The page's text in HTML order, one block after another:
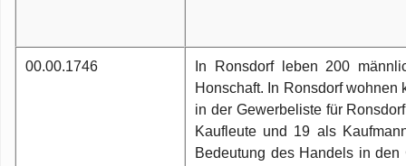
00.00.1746
In Ronsdorf leben 200
Honschaft. In Ronsdorf
in der Gewerbeliste für
Kaufleute und 19 als
Bedeutung des Handels in